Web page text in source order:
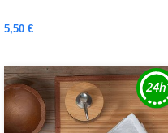
5,50 €